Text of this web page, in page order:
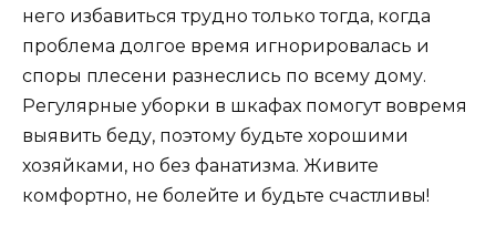
него избавиться трудно только тогда, когда
проблема долгое время игнорировалась и
споры плесени разнеслись по всему дому.
Регулярные уборки в шкафах помогут вовремя
выявить беду, поэтому будьте хорошими
хозяйками, но без фанатизма. Живите
комфортно, не болейте и будьте счастливы!